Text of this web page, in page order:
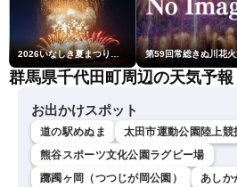
2026いなしき夏まつり花火大会 第59回常総きぬ川花
群馬県千代田町周辺の天気予報
お出かけスポット
道の駅めぬま
太田市運動公園陸上競
熊谷スポーツ文化公園ラグビー場
躑躅ヶ岡（つつじが岡公園）
あしか